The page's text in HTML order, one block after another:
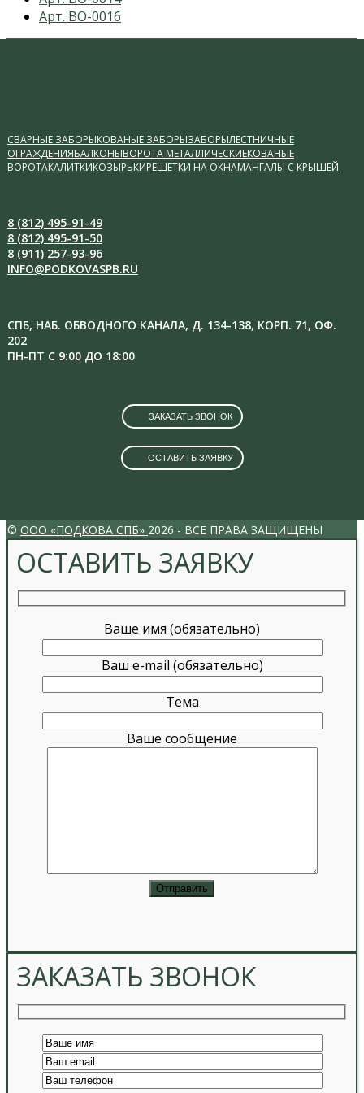
post:
next
Арт. ВО-0016
СВАРНЫЕ ЗАБОРЫКОВАНЫЕ ЗАБОРЫЗАБОРЫЛЕСТНИЧНЫЕ
ОГРАЖДЕНИЯБАЛКОНЫВОРОТА МЕТАЛЛИЧЕСКИЕКОВАНЫЕ
ВОРОТАКАЛИТКИКОЗЫРЬКИРЕШЕТКИ НА ОКНАМАНГАЛЫ С КРЫШЕЙ
8 (812) 495-91-49
8 (812) 495-91-50
8 (911) 257-93-96
INFO@PODKOVASPB.RU
СПБ, НАБ. ОБВОДНОГО КАНАЛА, Д. 134-138, КОРП. 71, ОФ.
202
ПН-ПТ С 9:00 ДО 18:00
ЗАКАЗАТЬ ЗВОНОК
ОСТАВИТЬ ЗАЯВКУ
© ООО «ПОДКОВА СПБ» 2026 - ВСЕ ПРАВА ЗАЩИЩЕНЫ
ОСТАВИТЬ ЗАЯВКУ
Ваше имя (обязательно)
Ваш e-mail (обязательно)
Тема
Ваше сообщение
ЗАКАЗАТЬ ЗВОНОК